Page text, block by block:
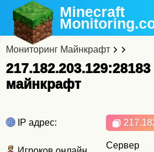
Minecraft
Monitoring
Мониторинг Майнкрафт
майнкрафт
IP адрес:
Сервер